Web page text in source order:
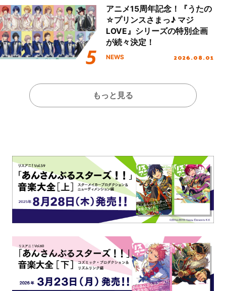
アニメ15周年記念！『うたの
☆プリンスさまっ♪ マジ
LOVE』シリーズの特別企画
が続々決定！
NEWS 2026.08.01
もっと見る